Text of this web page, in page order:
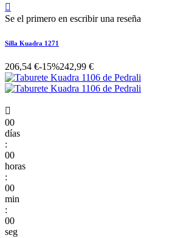

Se el primero en escribir una reseña
Silla Kuadra 1271
206,54 €-15%242,99 €

00
días
:
00
horas
:
00
min
:
00
seg